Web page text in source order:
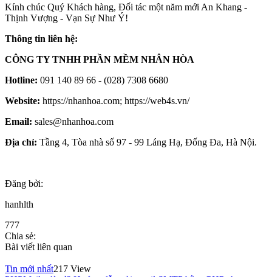
Kính chúc Quý Khách hàng, Đối tác một năm mới An Khang -
Thịnh Vượng - Vạn Sự Như Ý!
Thông tin liên hệ:
CÔNG TY TNHH PHẦN MỀM NHÂN HÒA
Hotline: 091 140 89 66 - (028) 7308 6680
Website: https://nhanhoa.com; https://web4s.vn/
Email: sales@nhanhoa.com
Địa chỉ: Tầng 4, Tòa nhà số 97 - 99 Láng Hạ, Đống Đa, Hà Nội.
Đăng bởi:
hanhlth
777
Chia sẻ:
Bài viết liên quan
Tin mới nhất217 View